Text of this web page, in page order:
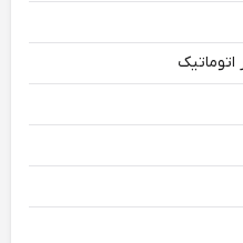
اتوماتیک